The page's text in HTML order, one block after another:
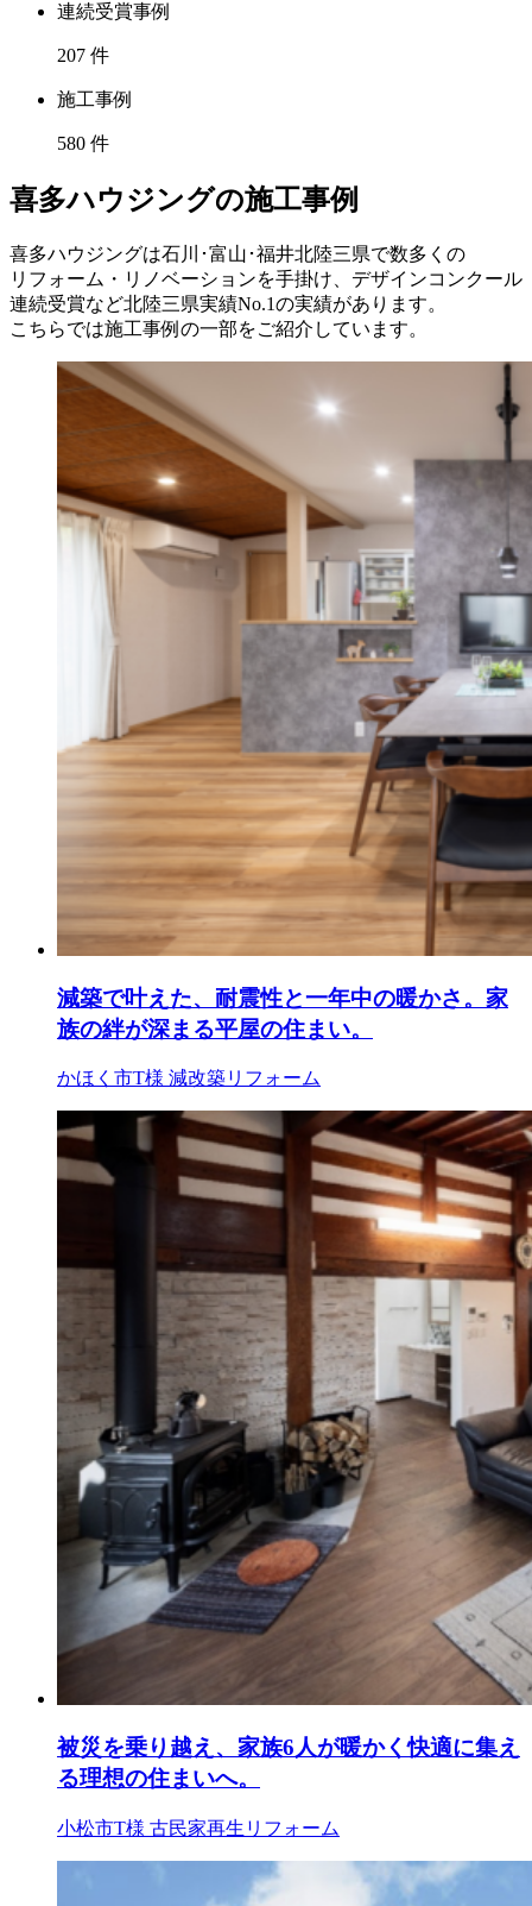
連続受賞事例
207 件
施工事例
580 件
喜多ハウジングの施工事例
喜多ハウジングは石川･富山･福井北陸三県で数多くの
リフォーム・リノベーションを手掛け、デザインコンクール
連続受賞など北陸三県実績No.1の実績があります。
こちらでは施工事例の一部をご紹介しています。
減築で叶えた、耐震性と一年中の暖かさ。家
族の絆が深まる平屋の住まい。
かほく市T様 減改築リフォーム
被災を乗り越え、家族6人が暖かく快適に集え
る理想の住まいへ。
小松市T様 古民家再生リフォーム